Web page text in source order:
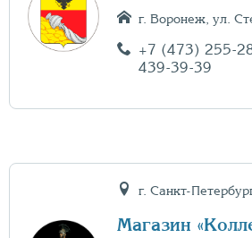
г. Воронеж, ул.
+7 (473) 255-
439-39-39
г. Санкт-
Магазин